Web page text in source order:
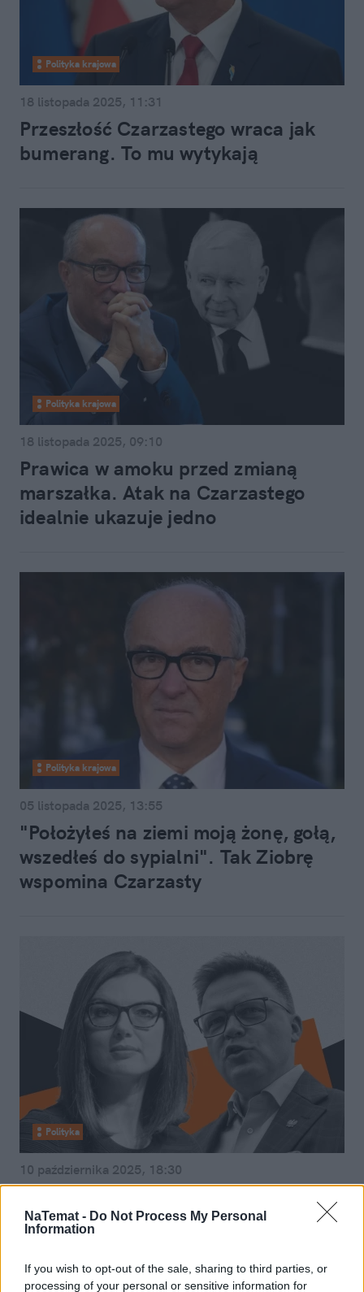
NaTemat - Do Not Process My Personal
Information
If you wish to opt-out of the sale, sharing to third parties, or
processing of your personal or sensitive information for
Polityka krajowa
18 listopada 2025, 11:31
Przeszłość Czarzastego wraca jak
bumerang. To mu wytykają
Polityka krajowa
18 listopada 2025, 09:10
Prawica w amoku przed zmianą
marszałka. Atak na Czarzastego
idealnie ukazuje jedno
Polityka krajowa
05 listopada 2025, 13:55
"Położyłeś na ziemi moją żonę, gołą,
wszedłeś do sypialni". Tak Ziobrę
wspomina Czarzasty
Polityka
10 października 2025, 18:30
Szymon Hołownia stawia żądania.